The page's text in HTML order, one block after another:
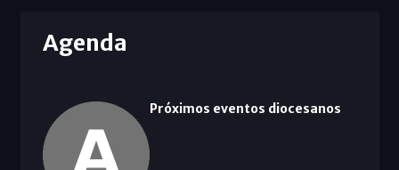
Agenda
Próximos eventos diocesanos